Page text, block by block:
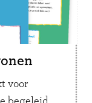
voor